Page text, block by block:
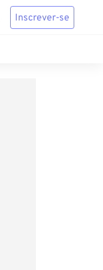
Inscrever-se